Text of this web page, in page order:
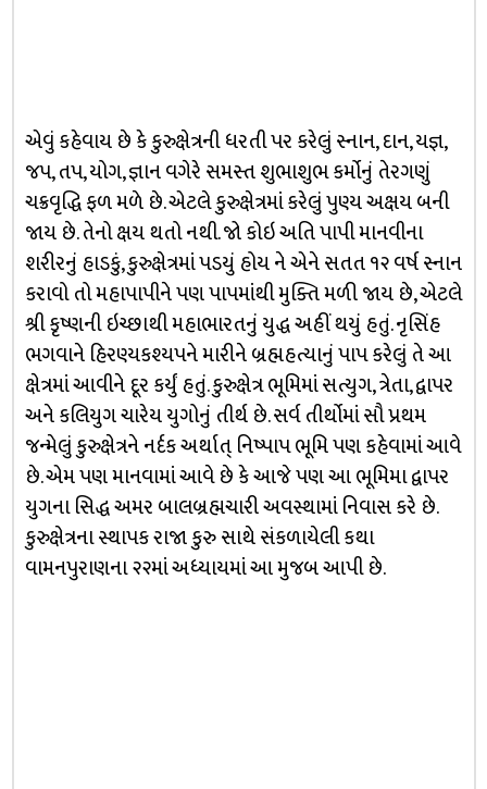
એવું કહેવાય છે કે કુરુક્ષેત્રની ધરતી પર કરેલું સ્નાન, દાન, યજ્ઞ,
જપ, તપ, યોગ, જ્ઞાન વગેરે સમસ્ત શુભાશુભ કર્મોનું તેરગણું
ચક્રવૃદ્ધિ ફળ મળે છે. એટલે કુરુક્ષેત્રમાં કરેલું પુણ્ય અક્ષય બની
જાય છે. તેનો ક્ષય થતો નથી. જો કોઇ અતિ પાપી માનવીના
શરીરનું હાડકું, કુરુક્ષેત્રમાં પડયું હોય ને એને સતત ૧૨ વર્ષ સ્નાન
કરાવો તો મહાપાપીને પણ પાપમાંથી મુક્તિ મળી જાય છે, એટલે
શ્રી કૃષ્ણની ઇચ્છાથી મહાભારતનું યુદ્ધ અહીં થયું હતું. નૃસિંહ
ભગવાને હિરણ્યકશ્યપને મારીને બ્રહ્મહત્યાનું પાપ કરેલું તે આ
ક્ષેત્રમાં આવીને દૂર કર્યું હતું. કુરુક્ષેત્ર ભૂમિમાં સત્યુગ, ત્રેતા, દ્વાપર
અને કલિયુગ ચારેય યુગોનું તીર્થ છે. સર્વ તીર્થોમાં સૌ પ્રથમ
જન્મેલું કુરુક્ષેત્રને નર્દક અર્થાત્ નિષ્પાપ ભૂમિ પણ કહેવામાં આવે
છે. એમ પણ માનવામાં આવે છે કે આજે પણ આ ભૂમિમા દ્વાપર
યુગના સિદ્ધ અમર બાલબ્રહ્મચારી અવસ્થામાં નિવાસ કરે છે.
કુરુક્ષેત્રના સ્થાપક રાજા કુરુ સાથે સંકળાયેલી કથા
વામનપુરાણના ૨૨માં અધ્યાયમાં આ મુજબ આપી છે.